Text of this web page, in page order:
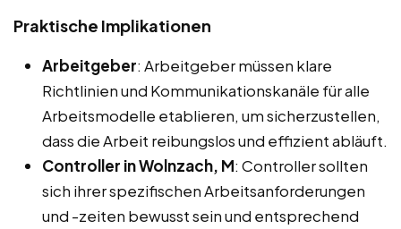
Praktische Implikationen
Arbeitgeber: Arbeitgeber müssen klare
Richtlinien und Kommunikationskanäle für alle
Arbeitsmodelle etablieren, um sicherzustellen,
dass die Arbeit reibungslos und effizient abläuft.
Controller in Wolnzach, M: Controller sollten
sich ihrer spezifischen Arbeitsanforderungen
und -zeiten bewusst sein und entsprechend